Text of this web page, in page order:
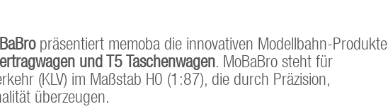
präsentiert memoba die innovativen Modellbahn-Produkte
und T5 Taschenwagen. MoBaBro steht für
(KLV) im Maßstab H0 (1:87), die durch Präzision,
überzeugen.